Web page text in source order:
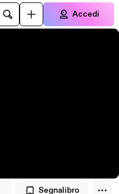
Accedi
Segnalibro